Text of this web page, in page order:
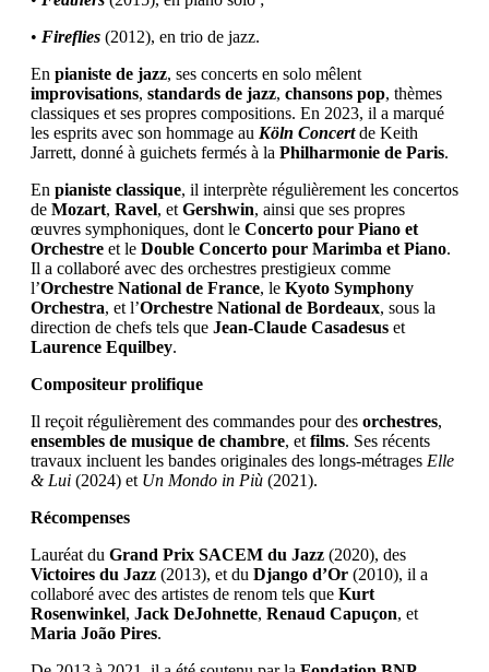
• Fireflies (2012), en trio de jazz.
En pianiste de jazz, ses concerts en solo mêlent
improvisations, standards de jazz, chansons pop, thèmes
classiques et ses propres compositions. En 2023, il a marqué
les esprits avec son hommage au Köln Concertde Keith
Jarrett, donné à guichets fermés à la Philharmonie de Paris.
En pianiste classique, il interprète régulièrement les concertos
de Mozart, Ravel, et Gershwin, ainsi que ses propres
œuvres symphoniques, dont le Concerto pour Piano et
Orchestre et le Double Concerto pour Marimba et Piano.
Il a collaboré avec des orchestres prestigieux comme
l’Orchestre National de France, le Kyoto Symphony
Orchestra, et l’Orchestre National de Bordeaux, sous la
direction de chefs tels que Jean-Claude Casadesus et
Laurence Equilbey.
Compositeur prolifique
Il reçoit régulièrement des commandes pour des orchestres,
ensembles de musique de chambre, et films. Ses récents
travaux incluent les bandes originales des longs-métrages Elle
& Lui (2024) et Un Mondo in Più (2021).
Récompenses
Lauréat du Grand Prix SACEM du Jazz (2020), des
Victoires du Jazz (2013), et du Django d’Or (2010), il a
collaboré avec des artistes de renom tels que Kurt
Rosenwinkel, Jack DeJohnette, Renaud Capuçon, et
Maria João Pires.